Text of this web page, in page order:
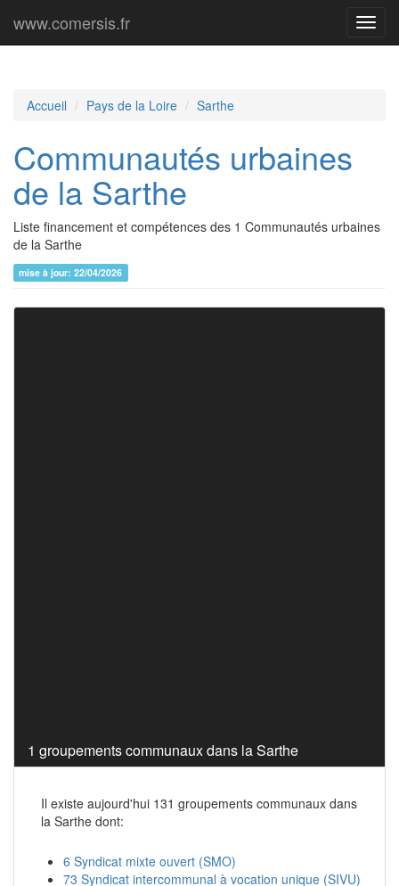
Menu
www.comersis.fr
Accueil Pays de la Loire Sarthe
Communautés urbaines
de la Sarthe
Liste financement et compétences des 1 Communautés urbaines
de la Sarthe
mise à jour: 22/04/2026
1 groupements communaux dans la Sarthe
Il existe aujourd'hui 131 groupements communaux dans
la Sarthe dont:
6 Syndicat mixte ouvert (SMO)
73 Syndicat intercommunal à vocation unique (SIVU)